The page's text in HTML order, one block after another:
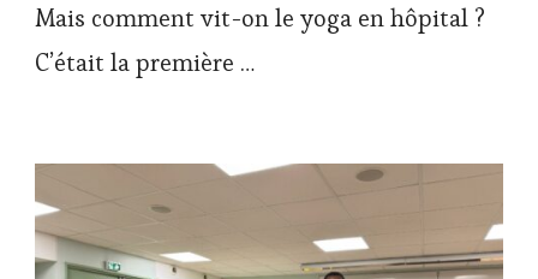
Mais comment vit-on le yoga en hôpital ?
C’était la première …